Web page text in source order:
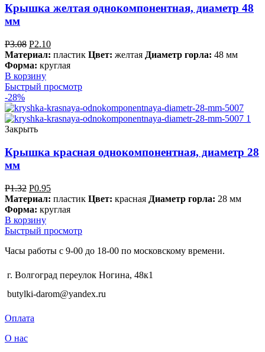
Крышка желтая однокомпонентная, диаметр 48
мм
Р3.08 Р2.10
Материал: пластик Цвет: желтая Диаметр горла: 48 мм
Форма: круглая
В корзину
Быстрый просмотр
-28%
Закрыть
Крышка красная однокомпонентная, диаметр 28
мм
Р1.32 Р0.95
Материал: пластик Цвет: красная Диаметр горла: 28 мм
Форма: круглая
В корзину
Быстрый просмотр
Часы работы с 9-00 до 18-00 по московскому времени.
г. Волгоград переулок Ногина, 48к1
butylki-darom@yandex.ru
Оплата
О нас